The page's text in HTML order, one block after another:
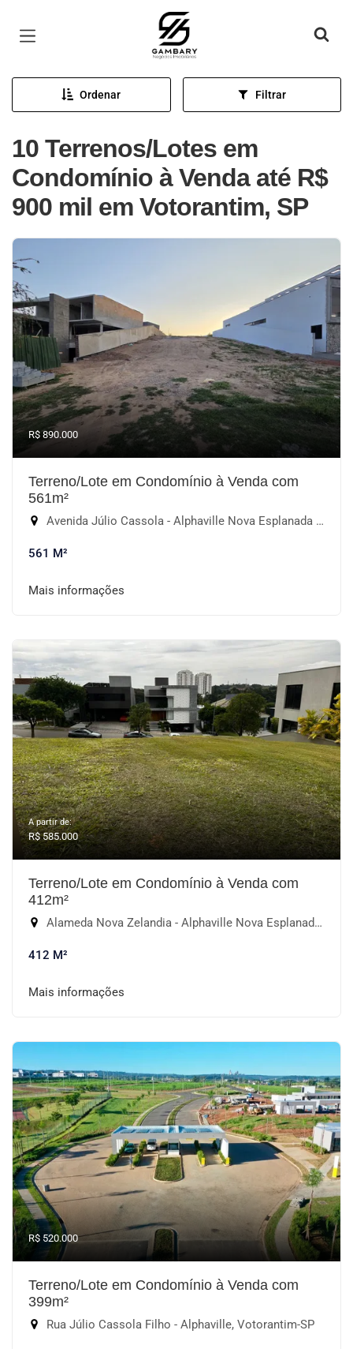
Página inicial
Ordenar Filtrar
10 Terrenos/Lotes em
Condomínio à Venda até R$
900 mil em Votorantim, SP
R$ 890.000
Terreno/Lote em Condomínio à Venda com
561m²
Avenida Júlio Cassola - Alphaville Nova Esplanada II, Votorantim-SP
561 M²
Mais informações
A partir de:
R$ 585.000
Terreno/Lote em Condomínio à Venda com
412m²
Alameda Nova Zelandia - Alphaville Nova Esplanada I, Votorantim-SP
412 M²
Mais informações
R$ 520.000
Terreno/Lote em Condomínio à Venda com
399m²
Rua Júlio Cassola Filho - Alphaville, Votorantim-SP